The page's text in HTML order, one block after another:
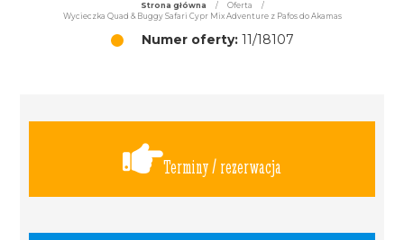
Strona główna / Oferta
/
Wycieczka Quad & Buggy Safari Cypr Mix Adventure z Pafos do Akamas
Numer oferty:11/18107
Terminy / rezerwacja